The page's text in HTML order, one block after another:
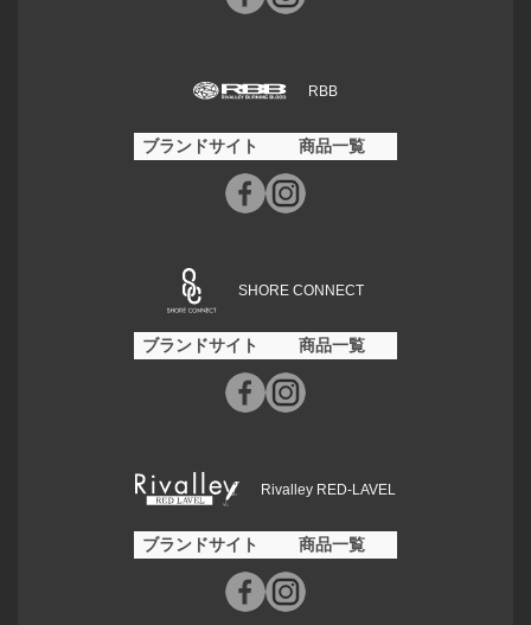
RBB
ブランドサイト 商品一覧
SHORE CONNECT
ブランドサイト 商品一覧
Rivalley RED-LAVEL
ブランドサイト 商品一覧